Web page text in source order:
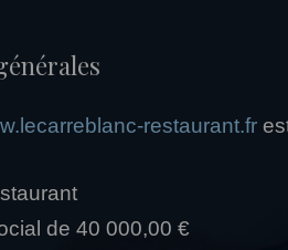
restaurant.fr
de 40 000,00 €